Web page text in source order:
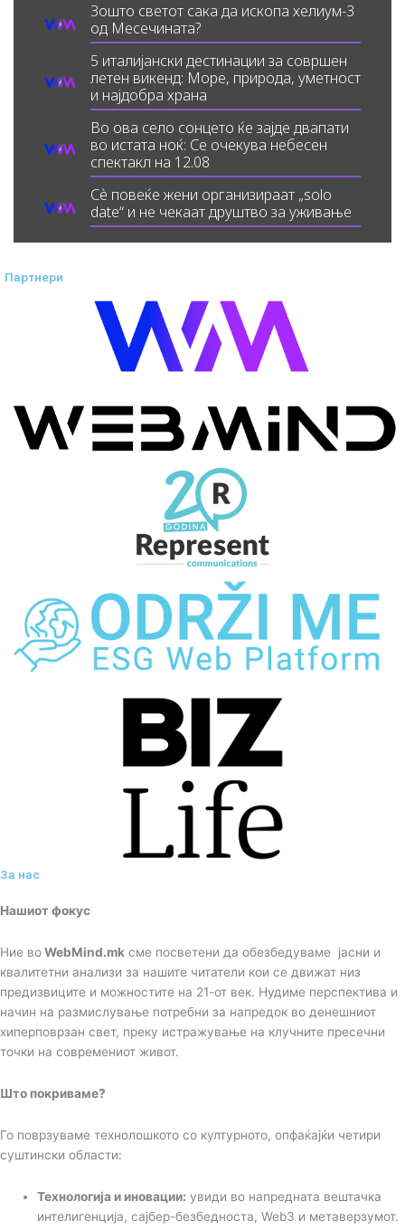
Зошто светот сака да ископа хелиум-3
од Месечината?
5 италијански дестинации за совршен
летен викенд: Море, природа, уметност
и најдобра храна
Во ова село сонцето ќе зајде двапати
во истата ноќ: Се очекува небесен
спектакл на 12.08
Сè повеќе жени организираат „solo
date“ и не чекаат друштво за уживање
Партнери
За нас
Нашиот фокус
Ние воWebMind.mk сме посветени да обезбедуваме јасни и
квалитетни анализи за нашите читатели кои се движат низ
предизвиците и можностите на 21-от век. Нудиме перспектива и
начин на размислување потребни за напредок во денешниот
хиперповрзан свет, преку истражување на клучните пресечни
точки на современиот живот.
Што покриваме?
Го поврзуваме технолошкото со културното, опфаќајќи четири
суштински области:
Технологија и иновации: увиди во напредната вештачка
интелигенција, сајбер-безбедноста, Web3 и метаверзумот.